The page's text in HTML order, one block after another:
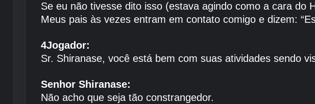
Se eu não tivesse dito isso (estava agindo como a cara do
Meus pais às vezes entram em contato comigo e dizem:
4Jogador:
Sr. Shiranase, você está bem com suas atividades sendo
Senhor Shiranase:
Não acho que seja tão constrangedor.